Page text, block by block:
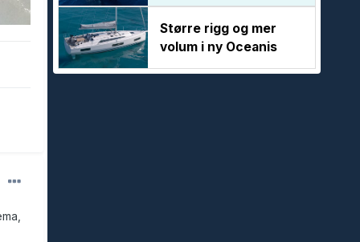
Større rigg og mer
volum i ny Oceanis